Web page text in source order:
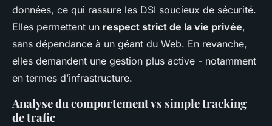
données, ce qui rassure les DSI soucieux de sécurité.
Elles permettent un respect strict de la vie privée,
sans dépendance à un géant du Web. En revanche,
elles demandent une gestion plus active - notamment
en termes d’infrastructure.
Analyse du comportement vs simple tracking
de trafic